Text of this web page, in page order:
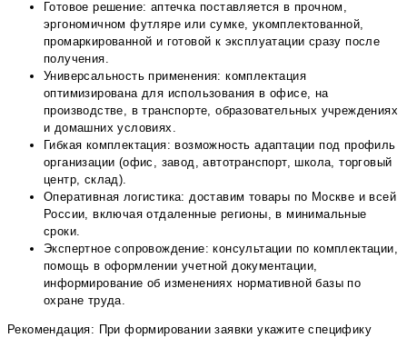
Готовое решение: аптечка поставляется в прочном,
эргономичном футляре или сумке, укомплектованной,
промаркированной и готовой к эксплуатации сразу после
получения.
Универсальность применения: комплектация
оптимизирована для использования в офисе, на
производстве, в транспорте, образовательных учреждениях
и домашних условиях.
Гибкая комплектация: возможность адаптации под профиль
организации (офис, завод, автотранспорт, школа, торговый
центр, склад).
Оперативная логистика: доставим товары по Москве и всей
России, включая отдаленные регионы, в минимальные
сроки.
Экспертное сопровождение: консультации по комплектации,
помощь в оформлении учетной документации,
информирование об изменениях нормативной базы по
охране труда.
Рекомендация: При формировании заявки укажите специфику